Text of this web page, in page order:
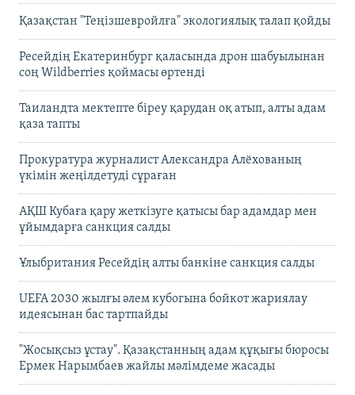
Қазақстан "Теңізшевройлға" экологиялық талап қойды
Ресейдің Екатеринбург қаласында дрон шабуылынан
соң Wildberries қоймасы өртенді
Таиландта мектепте біреу қарудан оқ атып, алты адам
қаза тапты
Прокуратура журналист Александра Алёхованың
үкімін жеңілдетуді сұраған
АҚШ Кубаға қару жеткізуге қатысы бар адамдар мен
ұйымдарға санкция салды
Ұлыбритания Ресейдің алты банкіне санкция салды
UEFA 2030 жылғы әлем кубогына бойкот жариялау
идеясынан бас тартпайды
"Жосықсыз ұстау". Қазақстанның адам құқығы бюросы
Ермек Нарымбаев жайлы мәлімдеме жасады